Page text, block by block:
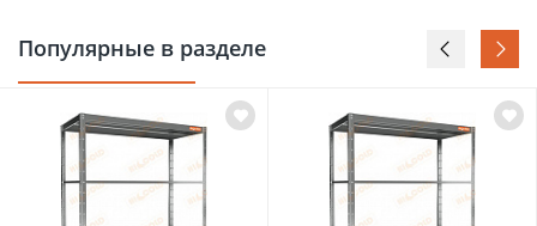
Популярные в разделе